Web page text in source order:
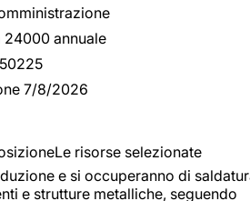
24000 annuale
7/8/2026
risorse selezionate
e si occuperanno di
e strutture metalliche, seguendo